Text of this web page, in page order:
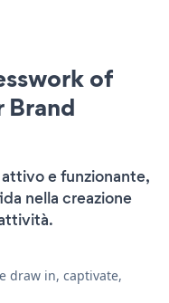
of
Brand
e funzionante,
nella creazione
draw in, captivate,